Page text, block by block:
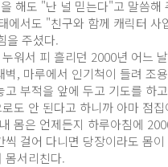
해도 "난 널 믿는다"고 말씀해
에서도 "친구와 함께 캐릭터
을 주셨다.
워서 피 흘리던 2000년 어느
, 마루에서 인기척이 들려 조
부적을 앞에 두고 기도를 하
도 안 된다고 하니까 아마 점
몸은 언제든지 하루아침에
걸어 다니면 당장이라도 몸
몸서리친다.